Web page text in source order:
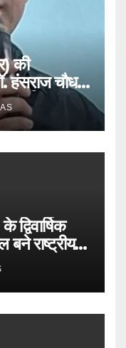
की
हंसराज चौधरी
राष्ट्रीय